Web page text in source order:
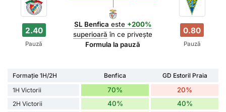
2.40
Pauză
SL Benfica este +200%
superioară în ce privește
Formula la pauză
0.80
Pauză
Formație 1H/2H Benfica
GD Estoril Praia
1H Victorii
70% 20%
2H Victorii 40% 40%